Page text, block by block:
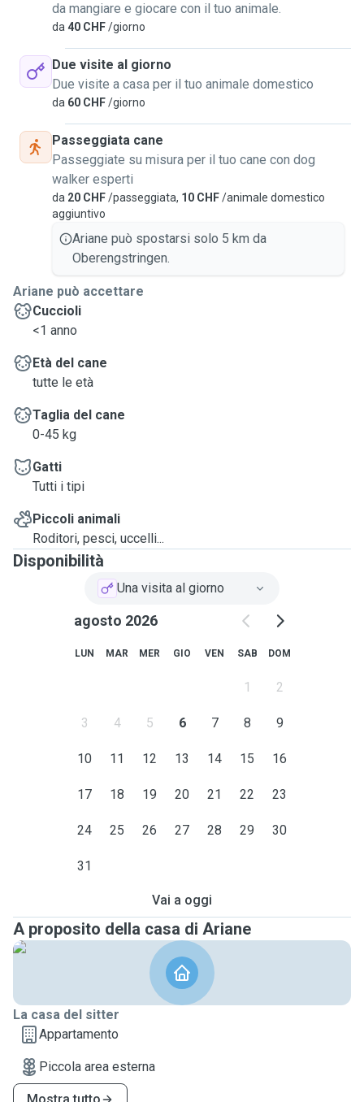
da mangiare e giocare con il tuo animale.
da 40 CHF/giorno
Due visite al giorno
Due visite a casa per il tuo animale domestico
da 60 CHF/giorno
Passeggiata cane
Passeggiate su misura per il tuo cane con dog
walker esperti
da 20 CHF/passeggiata, 10 CHF/animale domestico
aggiuntivo
Ariane può spostarsi solo 5 km da
Oberengstringen.
Ariane può accettare
Cuccioli
<1 anno
Età del cane
tutte le età
Taglia del cane
0-45 kg
Gatti
Tutti i tipi
Piccoli animali
Roditori, pesci, uccelli...
Disponibilità
Una visita al giorno
agosto 2026
LUN MAR MER GIO VEN SAB DOM
1 2
3 4 5 6 7 8 9
10 11 12 13 14 15 16
17 18 19 20 21 22 23
24 25 26 27 28 29 30
31
Vai a oggi
A proposito della casa di Ariane
La casa del sitter
Appartamento
Piccola area esterna